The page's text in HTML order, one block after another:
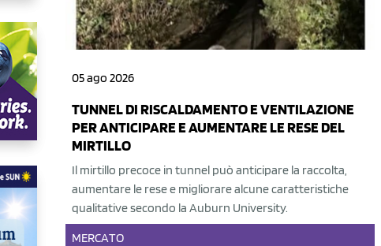
05 ago 2026
TUNNEL DI RISCALDAMENTO E VENTILAZIONE
PER ANTICIPARE E AUMENTARE LE RESE DEL
MIRTILLO
Il mirtillo precoce in tunnel può anticipare la raccolta,
aumentare le rese e migliorare alcune caratteristiche
qualitative secondo la Auburn University.
MERCATO